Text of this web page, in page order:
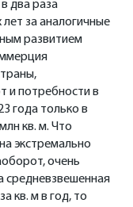
два раза
за аналогичные
развитием
и потребности в
года только в
кв. м. Что
экстремально
очень
средневзвешенная
кв. м в год, то